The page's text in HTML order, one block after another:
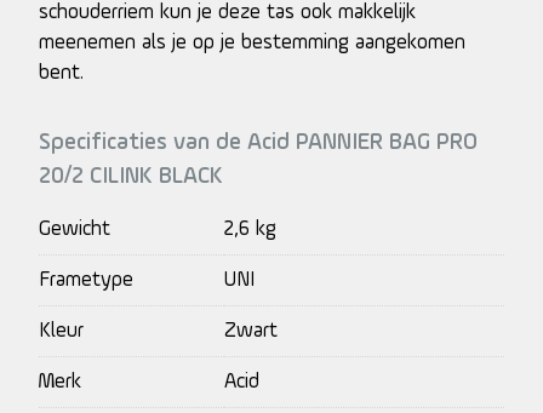
schouderriem kun je deze tas ook makkelijk
meenemen als je op je bestemming aangekomen
bent.
Specificaties van de Acid PANNIER BAG PRO
20/2 CILINK BLACK
Gewicht 2,6 kg
Frametype UNI
Kleur Zwart
Merk Acid